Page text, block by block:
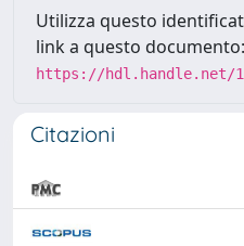
Utilizza questo
link a questo documento:
https://hdl.handle.net/
Citazioni